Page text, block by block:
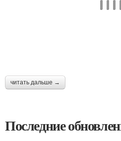
читать дальше →
Последние